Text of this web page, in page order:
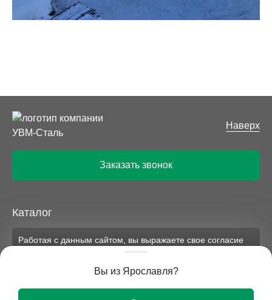
Наверх
Заказать звонок
Каталог
Компания
Вы из Ярославля?
Работая с данным сайтом, вы выражаете свое согласие
данных на условиях, изложенных в
соответствующих